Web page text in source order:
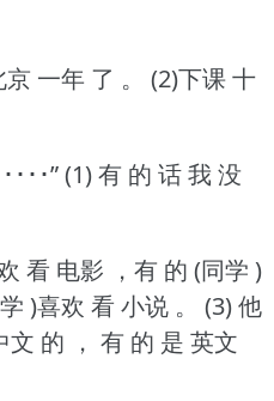
一年 了 。
(2)下课 十
･･･” (1) 有 的 话 我 没
看 电影 ，有 的 (同学 )
)喜欢 看 小说 。
(3) 他
文 的 ， 有 的 是 英文